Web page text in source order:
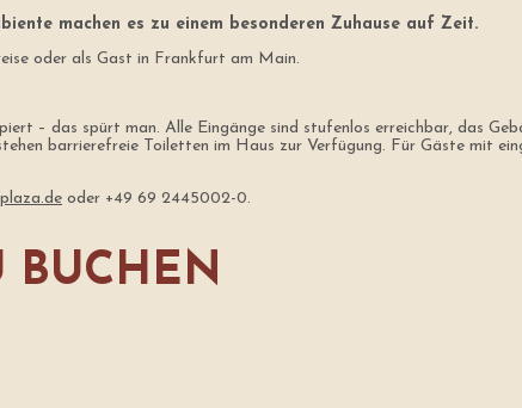
machen es zu einem besonderen Zuhause auf Zeit.
oder als Gast in Frankfurt am Main.
– das spürt man. Alle Eingänge sind stufenlos erreichbar, das
barrierefreie Toiletten im Haus zur Verfügung. Für Gäste mit
oder +49 69 2445002-0.
BUCHEN